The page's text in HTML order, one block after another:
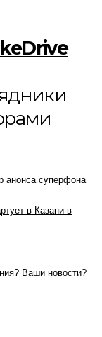
анонса суперфона
в Казани в
Ваши новости?